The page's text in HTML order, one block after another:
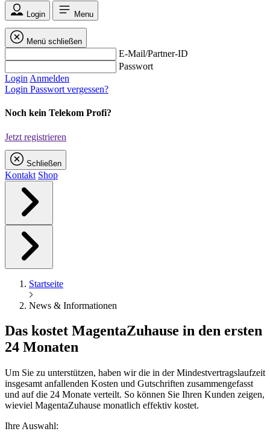
Login Menu
Menü schließen
E-Mail/Partner-ID
Passwort
Login Anmelden
Login Passwort vergessen?
Noch kein Telekom Profi?
Jetzt registrieren
Schließen
Kontakt Shop
Startseite
News & Informationen
Das kostet MagentaZuhause in den ersten
24 Monaten
Um Sie zu unterstützen, haben wir die in der Mindestvertragslaufzeit
insgesamt anfallenden Kosten und Gutschriften zusammengefasst
und auf die 24 Monate verteilt. So können Sie Ihren Kunden zeigen,
wieviel MagentaZuhause monatlich effektiv kostet.
Ihre Auswahl: